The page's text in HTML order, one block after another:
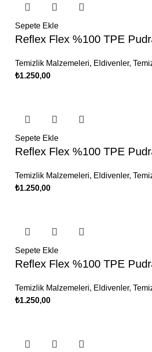
Sepete Ekle
Reflex Flex %100 TPE
Temizlik Malzemeleri, Eldivenler,
₺1.250,00
Sepete Ekle
Reflex Flex %100 TPE
Temizlik Malzemeleri, Eldivenler,
₺1.250,00
Sepete Ekle
Reflex Flex %100 TPE
Temizlik Malzemeleri, Eldivenler,
₺1.250,00